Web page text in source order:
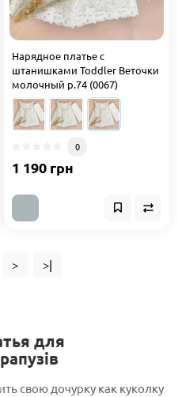
Нарядное платье с
штанишками Toddler Веточки
молочный р.74 (0067)
0
1 190 грн
> >|
для
свою дочурку как куколку